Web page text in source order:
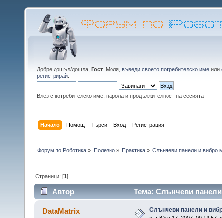
Добре дошъл/дошла, Гост . Моля, въведи своето потребителско име или
регистрирай
Влез с потребителско име, парола и продължителност на сесията
Начало Помощ Търси Вход Регистрация
Форум по Роботика » Полезно» Практика» Слънчеви панели и вибро
Страници: [1]
Автор Тема: Слънчеви
DataMatrix Слънчеви панели и